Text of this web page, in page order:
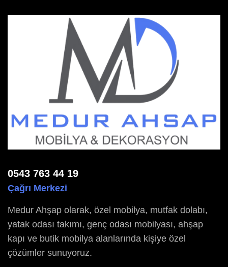
0543 763 44 19
Çağrı Merkezi
Medur Ahşap olarak, özel mobilya, mutfak dolabı,
yatak odası takımı, genç odası mobilyası, ahşap
kapı ve butik mobilya alanlarında kişiye özel
çözümler sunuyoruz.